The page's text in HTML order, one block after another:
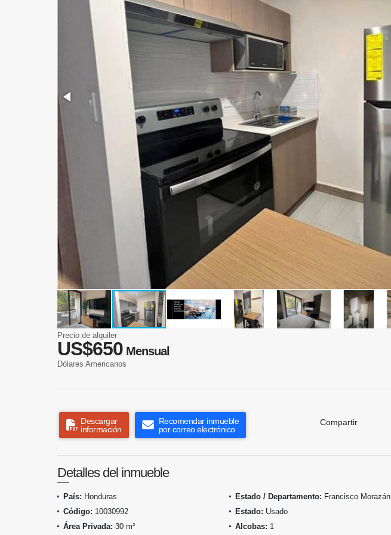
Precio de alquiler
US$650 Mensual
Dólares Americanos
Descargar
información
Recomendar inmueble
por correo electrónico
Compartir
Detalles del inmueble
País: Honduras Estado / Departamento: Francisco Morazán
Código: 10030992 Estado: Usado
Área Privada: 30 m² Alcobas: 1